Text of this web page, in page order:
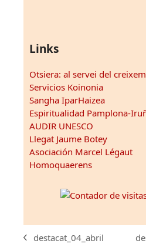
Links
Otsiera: al servei del
Servicios Koinonia
Sangha IparHaizea
Espiritualidad Pamplona-
AUDIR UNESCO
Llegat Jaume Botey
Asociación Marcel Légaut
Homoquaerens
destacat_04_abril